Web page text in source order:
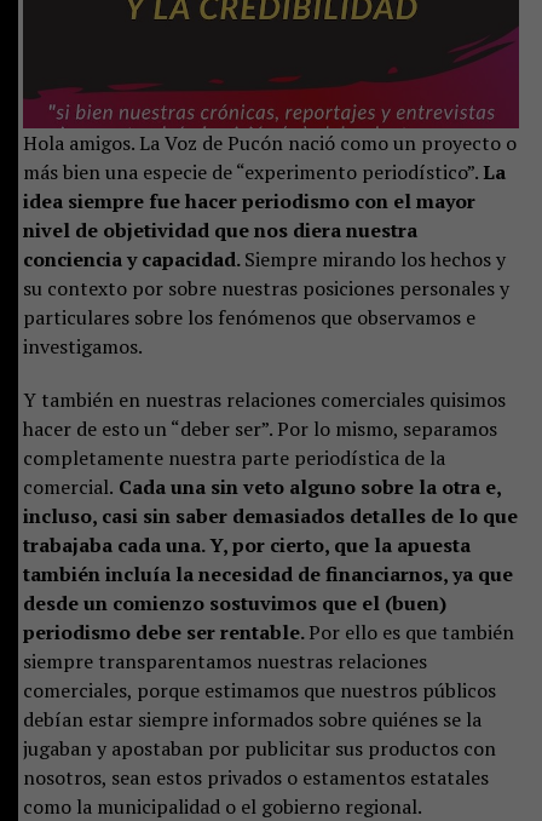
Hola amigos. La Voz de Pucón nació como un proyecto o
más bien una especie de “experimento periodístico”. La
idea siempre fue hacer periodismo con el mayor
nivel de objetividad que nos diera nuestra
conciencia y capacidad.Siempre mirando los hechos y
su contexto por sobre nuestras posiciones personales y
particulares sobre los fenómenos que observamos e
investigamos.
Y también en nuestras relaciones comerciales quisimos
hacer de esto un “deber ser”. Por lo mismo, separamos
completamente nuestra parte periodística de la
comercial. Cada una sin veto alguno sobre la otra e,
incluso, casi sin saber demasiados detalles de lo que
trabajaba cada una. Y, por cierto, que la apuesta
también incluía la necesidad de financiarnos, ya que
desde un comienzo sostuvimos que el (buen)
periodismo debe ser rentable.Por ello es que también
siempre transparentamos nuestras relaciones
comerciales, porque estimamos que nuestros públicos
debían estar siempre informados sobre quiénes se la
jugaban y apostaban por publicitar sus productos con
nosotros, sean estos privados o estamentos estatales
como la municipalidad o el gobierno regional.